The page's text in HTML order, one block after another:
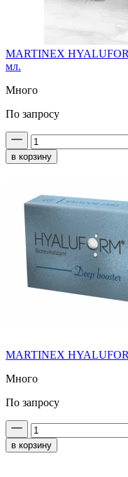
MARTINEX
мл.
Много
По запросу
в корзину
MARTINEX
Много
По запросу
в корзину